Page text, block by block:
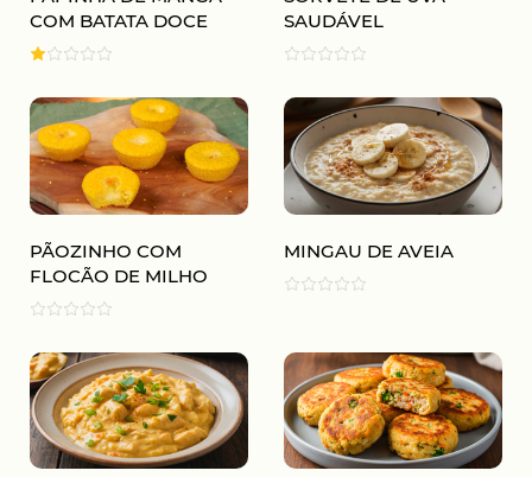
COM BATATA DOCE
SAUDÁVEL
PÃOZINHO COM
FLOCÃO DE MILHO
MINGAU DE AVEIA